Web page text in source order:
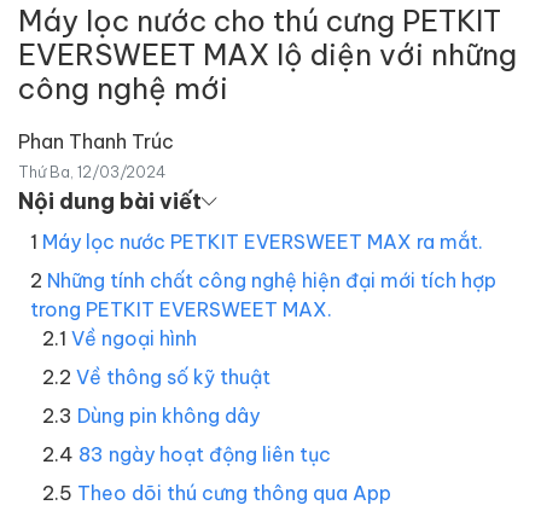
Máy lọc nước cho thú cưng PETKIT
EVERSWEET MAX lộ diện với những
công nghệ mới
Phan Thanh Trúc
Thứ Ba, 12/03/2024
Nội dung bài viết
Máy lọc nước PETKIT EVERSWEET MAX ra mắt.
Những tính chất công nghệ hiện đại mới tích hợp
trong PETKIT EVERSWEET MAX.
Về ngoại hình
Về thông số kỹ thuật
Dùng pin không dây
83 ngày hoạt động liên tục
Theo dõi thú cưng thông qua App